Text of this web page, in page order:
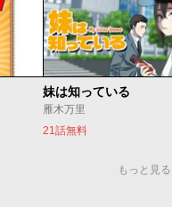
妹は知っている
雁木万里
21話無料
もっと見る